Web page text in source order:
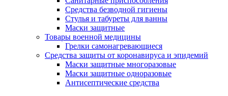
Средства безводной гигиены
Стулья и табуреты для ванны
Маски защитные
Товары военной медицины
Грелки самонагревающиеся
Средства защиты от коронавируса и эпидемий
Маски защитные многоразовые
Маски защитные одноразовые
Антисептические средства